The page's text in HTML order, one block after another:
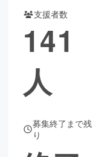
支援者数
141
人
募集終了まで残
り